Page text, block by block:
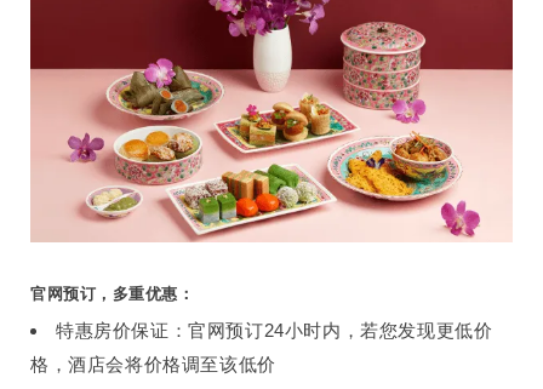
官网预订，多重优惠：
特惠房价保证：官网预订24小时内，若您发现更低价
格，酒店会将价格调至该低价